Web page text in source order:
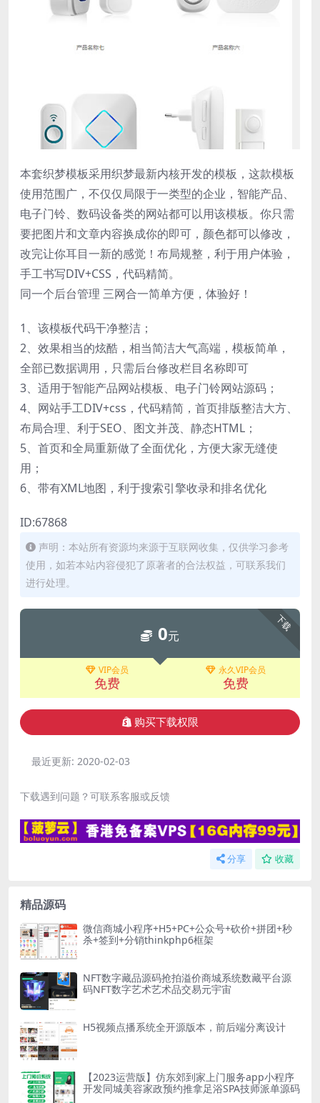
本套织梦模板采用织梦最新内核开发的模板，这款模板
使用范围广，不仅仅局限于一类型的企业，智能产品、
电子门铃、数码设备类的网站都可以用该模板。你只需
要把图片和文章内容换成你的即可，颜色都可以修改，
改完让你耳目一新的感觉！布局规整，利于用户体验，
手工书写DIV+CSS，代码精简。
同一个后台管理 三网合一简单方便，体验好！
1、该模板代码干净整洁；
2、效果相当的炫酷，相当简洁大气高端，模板简单，
全部已数据调用，只需后台修改栏目名称即可
3、适用于智能产品网站模板、电子门铃网站源码；
4、网站手工DIV+css，代码精简，首页排版整洁大方、
布局合理、利于SEO、图文并茂、静态HTML；
5、首页和全局重新做了全面优化，方便大家无缝使
用；
6、带有XML地图，利于搜索引擎收录和排名优化
ID:67868
声明：本站所有资源均来源于互联网收集，仅供学习参考
使用，如若本站内容侵犯了原著者的合法权益，可联系我们
进行处理。
下载
0元
VIP会员
免费
永久VIP会员
免费
购买下载权限
最近更新: 2020-02-03
下载遇到问题？可联系客服或反馈
分享 收藏
精品源码
微信商城小程序+H5+PC+公众号+砍价+拼团+秒
杀+签到+分销thinkphp6框架
NFT数字藏品源码抢拍溢价商城系统数藏平台源
码NFT数字艺术艺术品交易元宇宙
H5视频点播系统全开源版本，前后端分离设计
【2023运营版】仿东郊到家上门服务app小程序
开发同城美容家政预约推拿足浴SPA技师派单源码